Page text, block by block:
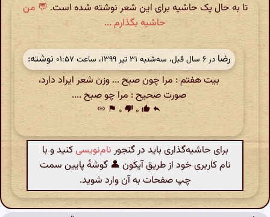
تا به حال یک حاشیه برای این شعر نوشته شده است. 💬 من
حاشیه بگذارم ...
رضا در ‫۶ سال قبل، سه‌شنبه ۳۱ تیر ۱۳۹۹، ساعت ۰۱:۵۷
نوشته:
بیت هفتم : مرا چون صبح ... وزن شعر ایراد دارد،
صورت صحیح : مرا چو صبح ....
reply
thumb_up ۰ thumb_down ۰ flag
link
برای حاشیه‌گذاری باید در گنجور نام‌نویسیکنید و با
نام کاربری خود از طریق آیکون 👤 گوشهٔ پایین سمت
چپ صفحات به آن وارد شوید.